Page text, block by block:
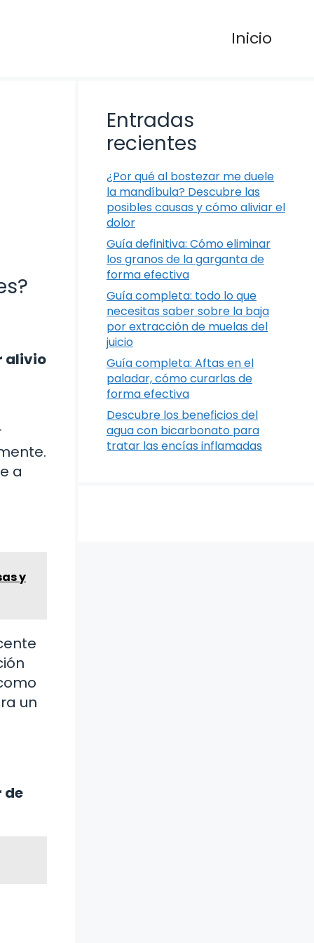
Inicio
alivio
a
y
un
de
Entradas
recientes
¿Por qué al bostezar me duele
la mandíbula? Descubre las
posibles causas y cómo aliviar el
dolor
Guía definitiva: Cómo eliminar
los granos de la garganta de
forma efectiva
Guía completa: todo lo que
necesitas saber sobre la baja
por extracción de muelas del
juicio
Guía completa: Aftas en el
paladar, cómo curarlas de
forma efectiva
Descubre los beneficios del
agua con bicarbonato para
tratar las encías inflamadas